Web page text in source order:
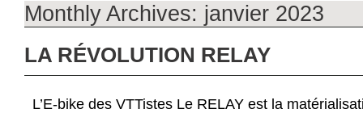
Monthly Archives: janvier 2023
LA RÉVOLUTION RELAY
L’E-bike des VTTistes Le RELAY est la